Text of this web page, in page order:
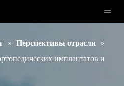
» Перспективы отрасли »
имплантатов и